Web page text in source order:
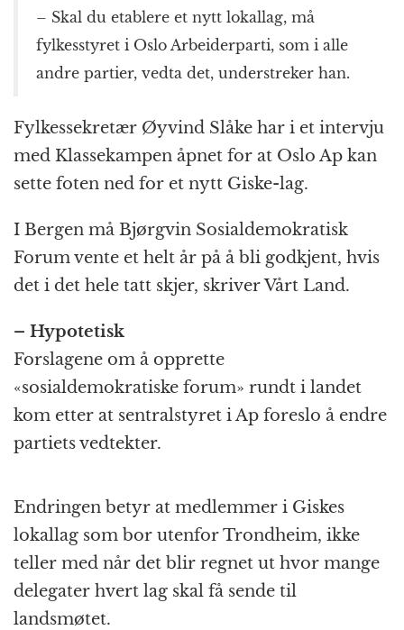
– Skal du etablere et nytt lokallag, må
fylkesstyret i Oslo Arbeiderparti, som i alle
andre partier, vedta det, understreker han.
Fylkessekretær Øyvind Slåke har i et intervju
med Klassekampen åpnet for at Oslo Ap kan
sette foten ned for et nytt Giske-lag.
I Bergen må Bjørgvin Sosialdemokratisk
Forum vente et helt år på å bli godkjent, hvis
det i det hele tatt skjer, skriver Vårt Land.
– Hypotetisk
Forslagene om å opprette
«sosialdemokratiske forum» rundt i landet
kom etter at sentralstyret i Ap foreslo å endre
partiets vedtekter.
Endringen betyr at medlemmer i Giskes
lokallag som bor utenfor Trondheim, ikke
teller med når det blir regnet ut hvor mange
delegater hvert lag skal få sende til
landsmøtet.